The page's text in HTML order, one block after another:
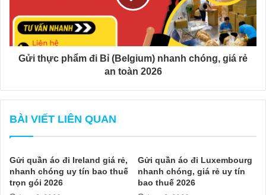
Gửi thực phẩm đi Bỉ (Belgium) nhanh chóng, giá rẻ
an toàn 2026
BÀI VIẾT LIÊN QUAN
Gửi quần áo đi Ireland giá rẻ,
nhanh chóng uy tín bao thuế
trọn gói 2026
Gửi quần áo đi Luxembourg
nhanh chóng, giá rẻ uy tín
bao thuế 2026